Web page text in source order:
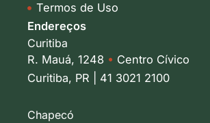
Termos de Uso
Endereços
Curitiba
R. Mauá, 1248 • Centro Cívico
Curitiba, PR | 41 3021 2100
Chapecó